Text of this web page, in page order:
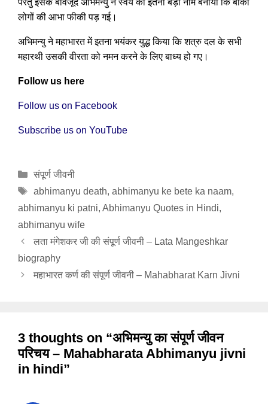
परंतु इसके बावजूद अभिमन्यु ने स्वयं का इतना बड़ा नाम बनाया कि बाकी
लोगों की आभा फीकी पड़ गई।
अभिमन्यु ने महाभारत में इतना भयंकर युद्ध किया कि शत्रु दल के सभी
महारथी उसकी वीरता को नमन करने के लिए बाध्य हो गए।
Follow us here
Follow us on Facebook
Subscribe us on YouTube
Categories
संपूर्ण जीवनी
Tags
abhimanyu death, abhimanyu ke bete ka naam,
abhimanyu ki patni, Abhimanyu Quotes in Hindi,
abhimanyu wife
लता मंगेशकर जी की संपूर्ण जीवनी – Lata Mangeshkar
biography
महाभारत कर्ण की संपूर्ण जीवनी – Mahabharat Karn Jivni
3 thoughts on “अभिमन्यु का संपूर्ण जीवन
परिचय – Mahabharata Abhimanyu jivni
in hindi”